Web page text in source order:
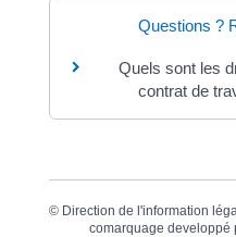
Questions ?
Quels sont les
contrat de
© Direction de l'information
comarquage developpé